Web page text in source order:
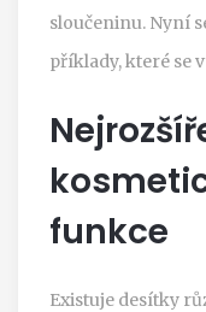
sloučeninu. Nyní
příklady, které se
funkce
Existuje desítky